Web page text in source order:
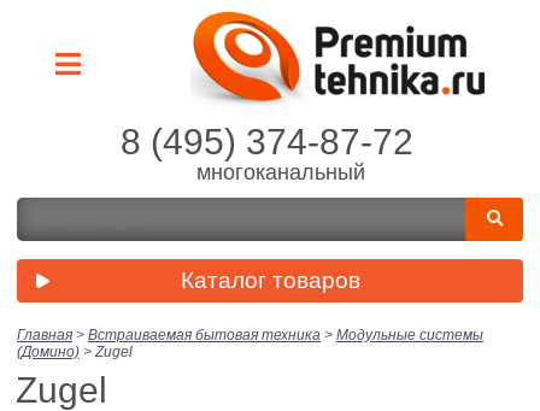
8 (495) 374-87-72
многоканальный
Каталог товаров
Главная > Встраиваемая бытовая техника > Модульные системы
(Домино) > Zugel
Zugel